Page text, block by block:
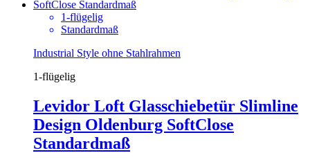
1-flügelig
Standardmaß
Industrial Style ohne Stahlrahmen
1-flügelig
Levidor Loft Glasschiebetür Slimline
Design Oldenburg SoftClose
Standardmaß